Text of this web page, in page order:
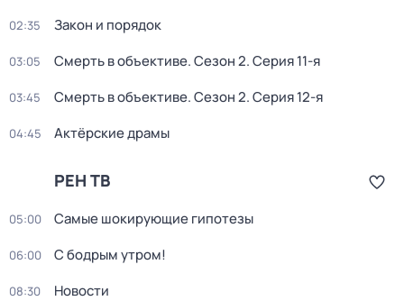
02:35 Закон и порядок
03:05 Смерть в объективе. Сезон 2. Серия 11-я
03:45 Смерть в объективе. Сезон 2. Серия 12-я
04:45 Актёрские драмы
РЕН ТВ
05:00 Самые шoкиpующие гипотезы
06:00 С бодрым утром!
08:30 Новости